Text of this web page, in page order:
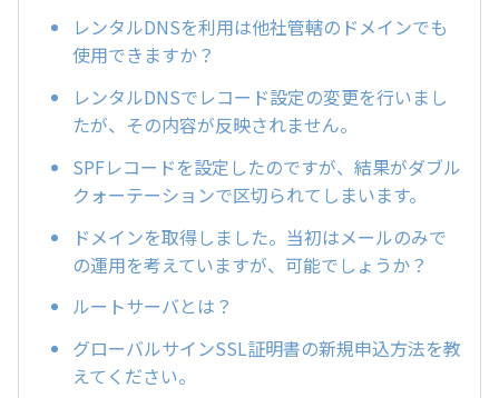
レンタルDNSを利用は他社管轄のドメインでも
使用できますか？
レンタルDNSでレコード設定の変更を行いまし
たが、その内容が反映されません。
SPFレコードを設定したのですが、結果がダブル
クォーテーションで区切られてしまいます。
ドメインを取得しました。当初はメールのみで
の運用を考えていますが、可能でしょうか？
ルートサーバとは？
グローバルサインSSL証明書の新規申込方法を教
えてください。